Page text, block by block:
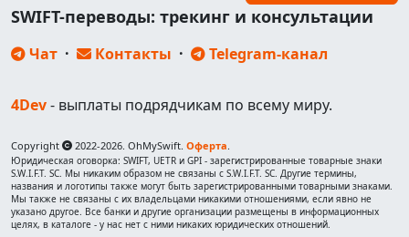
SWIFT-переводы: трекинг и консультации
Чат · Контакты · Telegram-канал
4Dev- выплаты подрядчикам по всему миру.
Copyright 2022-2026. OhMySwift. Оферта.
Юридическая оговорка: SWIFT, UETR и GPI - зарегистрированные товарные знаки
S.W.I.F.T. SC. Мы никаким образом не связаны с S.W.I.F.T. SC. Другие термины,
названия и логотипы также могут быть зарегистрированными товарными знаками.
Мы также не связаны с их владельцами никакими отношениями, если явно не
указано другое. Все банки и другие организации размещены в информационных
целях, в каталоге - у нас нет с ними никаких юридических отношений.